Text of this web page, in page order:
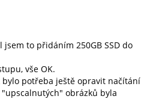
to přidáním 250GB SSD do
vše OK.
bylo potřeba ještě opravit načítání
obrázků byla